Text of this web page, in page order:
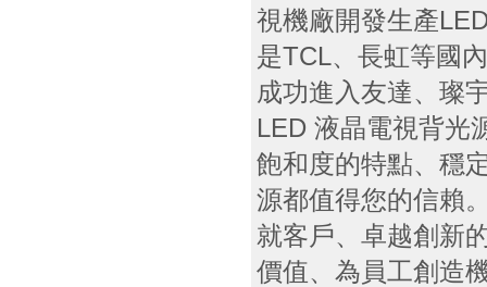
視機廠開發生產
是TCL、長虹等國
成功進入友達、璨
LED 液晶電視背光
飽和度的特點、穩
源都值得您的信賴
就客戶、卓越創新
價值、為員工創造